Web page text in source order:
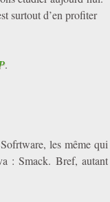
surtout d’en profiter
.
les même qui
: Smack. Bref, autant